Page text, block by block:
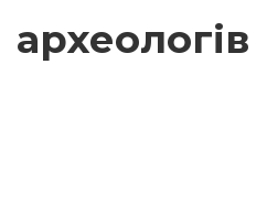
археологів